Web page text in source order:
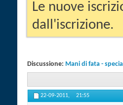
Le nuove
dall'iscrizione.
Discussione: Mani di fata -
22-09-2011, 21:55